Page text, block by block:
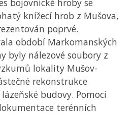
bojovnické hroby se
knížecí hrob z Mušova,
poprvé.
období Markomanských
byly nálezové soubory z
lokality Mušov-
rekonstrukce
budovy. Pomocí
terénních